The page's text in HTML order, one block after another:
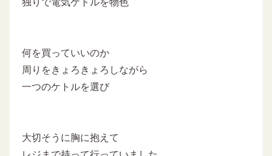
何を買っていいのか
周りをきょろきょろしながら
一つのケトルを選び
大切そうに胸に抱えて